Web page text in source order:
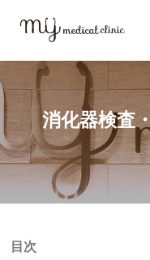
見方
消化器検査・呼吸器検
消化器検査
目次